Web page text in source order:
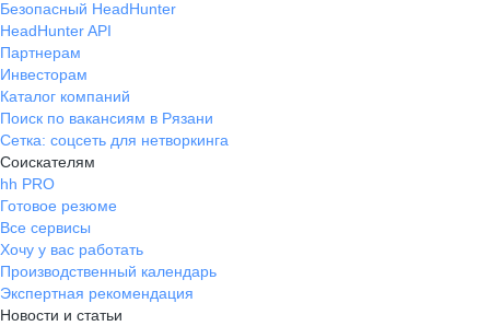
Безопасный HeadHunter
HeadHunter API
Партнерам
Инвесторам
Каталог компаний
Поиск по вакансиям в Рязани
Сетка: соцсеть для нетворкинга
Соискателям
hh PRO
Готовое резюме
Все сервисы
Хочу у вас работать
Производственный календарь
Экспертная рекомендация
Новости и статьи